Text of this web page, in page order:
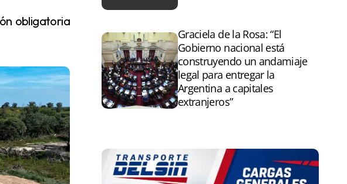
Graciela de la Rosa: “El
Gobierno nacional está
construyendo un andamiaje
legal para entregar la
Argentina a capitales
extranjeros”